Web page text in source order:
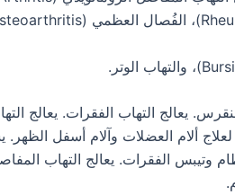
يعالج التهاب الفقرات. يعالج
ألام العضلات وآلام أسفل
وتيبس الفقرات. يعالج التهاب